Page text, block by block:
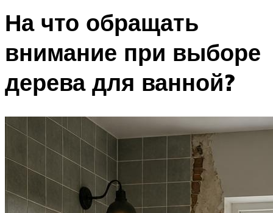
На что обращать
внимание при выборе
дерева для ванной?